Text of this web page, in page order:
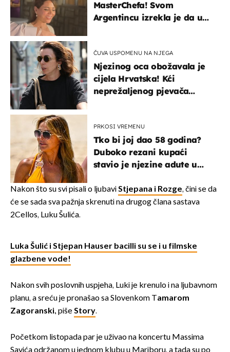
MasterChefa! Svom
Argentincu izrekla je da u
ČUVA USPOMENU NA NJEGA
Njezinog oca obožavala je
cijela Hrvatska! Kći
neprežaljenog pjevača
PRKOSI VREMENU
Tko bi joj dao 58 godina?
Duboko rezani kupaći
stavio je njezine adute u
Nakon što su svi pisali o ljubaviStjepana i Rozge, čini se da
će se sada sva pažnja skrenuti na drugog člana sastava
2Cellos, Luku Šulića.
Luka Šulić i Stjepan Hauser bacilli su se i u filmske
glazbene vode!
Nakon svih poslovnih uspjeha, Luki je krenulo i na ljubavnom
planu, a sreću je pronašao sa Slovenkom Tamarom
Zagoranski., pišeStory.
Početkom listopada par je uživao na koncertu Massima
Savića održanom u jednom klubu u Mariboru, a tada su po